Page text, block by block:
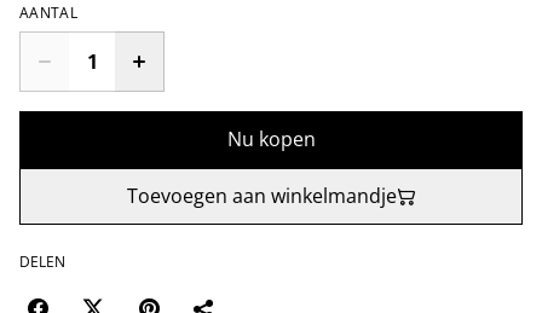
AANTAL
Nu kopen
Toevoegen aan winkelmandje
DELEN